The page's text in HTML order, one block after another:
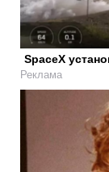
SpaceX
Реклама